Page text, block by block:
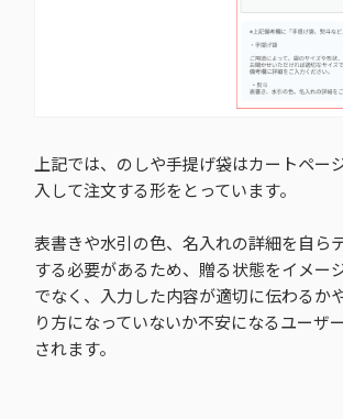
上記では、のしや手提げ袋はカートペー
入して注文する形をとっています。
表書きや水引の色、名入れの詳細を自ら
する必要があるため、贈る状態をイメー
でなく、入力した内容が適切に伝わるか
り方になっていないか不安になるユーザ
されます。